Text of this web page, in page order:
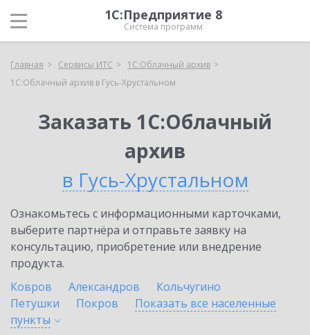
1С:Предприятие 8
Система программ
Главная Сервисы ИТС
1С:Облачный архив
1С:Облачный архив в Гусь-Хрустальном
Заказать 1С:Облачный
архив
в Гусь-Хрустальном
Ознакомьтесь с информационными карточками,
выберите партнёра и отправьте заявку на
консультацию, приобретение или внедрение
продукта.
Ковров
Александров
Кольчугино
Петушки
Покров
Показать все населенные
пункты